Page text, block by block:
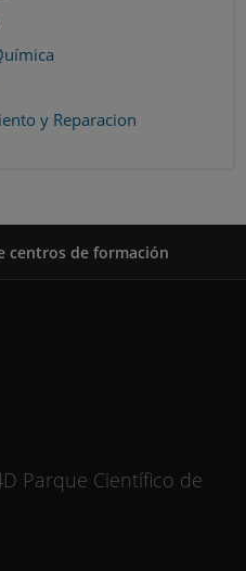
y Reparacion
centros de formación
Parque Científico de